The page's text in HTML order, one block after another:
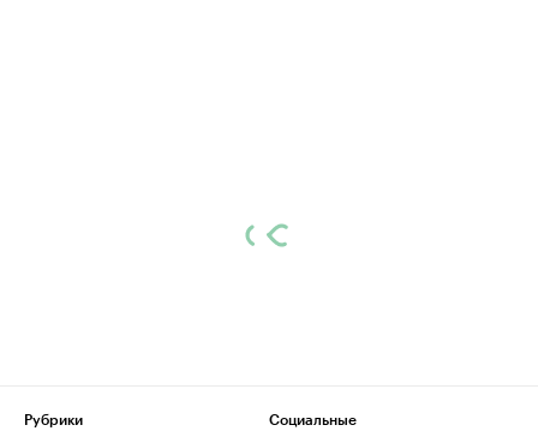
Рубрики
Социальные